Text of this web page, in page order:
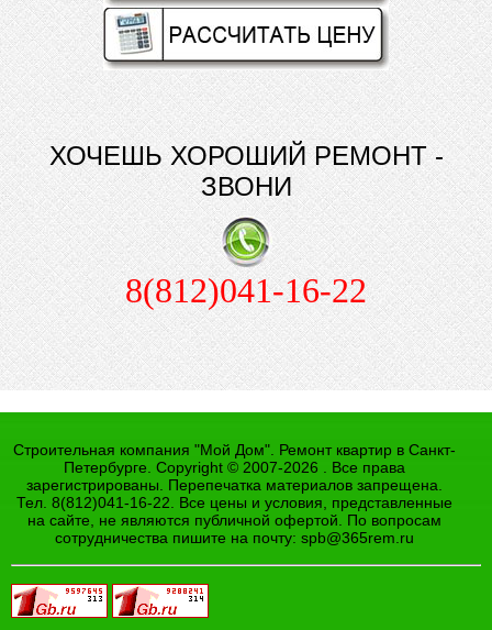
ХОЧЕШЬ ХОРОШИЙ РЕМОНТ -
ЗВОНИ
8(812)041-16-22
Строительная компания "Мой Дом". Ремонт квартир в Санкт-
Петербурге. Copyright © 2007-2026 . Все права
зарегистрированы. Перепечатка материалов запрещена.
Тел. 8(812)041-16-22. Все цены и условия, представленные
на сайте, не являются публичной офертой. По вопросам
сотрудничества пишите на почту: spb@365rem.ru